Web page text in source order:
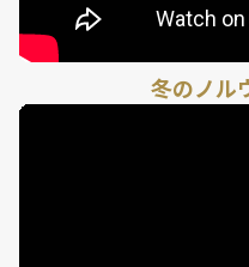
冬のノル